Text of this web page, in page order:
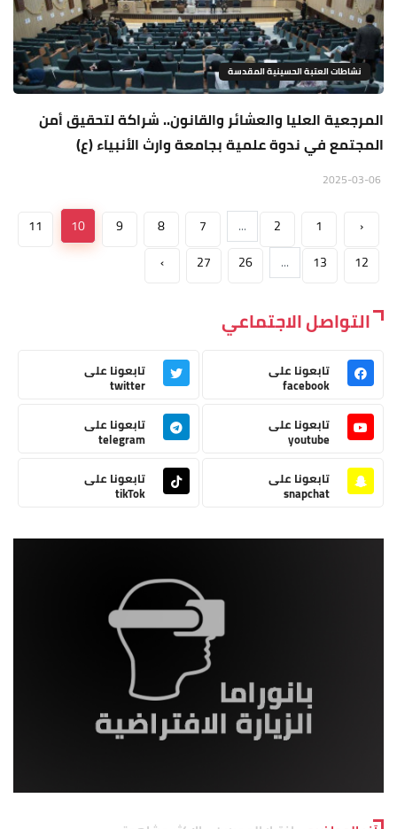
نشاطات العتبة الحسينية المقدسة
المرجعية العليا والعشائر والقانون.. شراكة لتحقيق أمن
المجتمع في ندوة علمية بجامعة وارث الأنبياء (ع)
‹
1
2
...
7
8
9
10
11
12
13
...
26
27
›
التواصل الاجتماعي
تابعونا على
facebook
تابعونا على
twitter
تابعونا على
youtube
تابعونا على
telegram
تابعونا على
snapchat
تابعونا على
tikTok